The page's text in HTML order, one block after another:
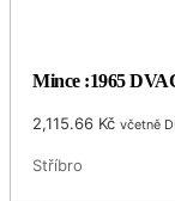
Mince :1965
2,115.66 Kč včetně
Stříbro